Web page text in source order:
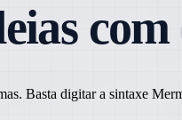
com
Basta digitar a sintaxe